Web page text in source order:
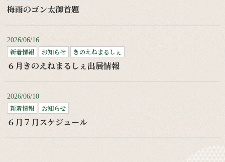
梅雨のゴン太御首題
2026/06/16
新着情報 お知らせ きのえねまるしぇ
６月きのえねまるしぇ出展情報
2026/06/10
新着情報 お知らせ
６月７月スケジュール